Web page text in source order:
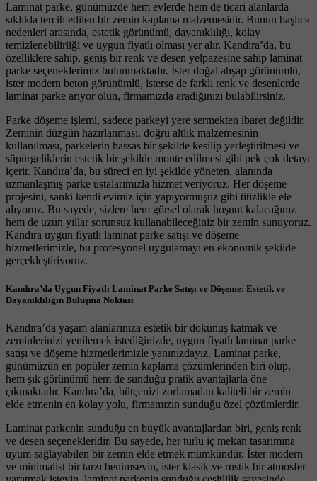
Laminat parke, günümüzde hem evlerde hem de ticari alanlarda
sıklıkla tercih edilen bir zemin kaplama malzemesidir. Bunun başlıca
nedenleri arasında, estetik görünümü, dayanıklılığı, kolay
temizlenebilirliği ve uygun fiyatlı olması yer alır. Kandıra’da, bu
özelliklere sahip, geniş bir renk ve desen yelpazesine sahip laminat
parke seçeneklerimiz bulunmaktadır. İster doğal ahşap görünümlü,
ister modern beton görünümlü, isterse de farklı renk ve desenlerde
laminat parke arıyor olun, firmamızda aradığınızı bulabilirsiniz.
Parke döşeme işlemi, sadece parkeyi yere sermekten ibaret değildir.
Zeminin düzgün hazırlanması, doğru altlık malzemesinin
kullanılması, parkelerin hassas bir şekilde kesilip yerleştirilmesi ve
süpürgeliklerin estetik bir şekilde monte edilmesi gibi pek çok detayı
içerir. Kandıra’da, bu süreci en iyi şekilde yöneten, alanında
uzmanlaşmış parke ustalarımızla hizmet veriyoruz. Her döşeme
projesini, sanki kendi evimiz için yapıyormuşuz gibi titizlikle ele
alıyoruz. Bu sayede, sizlere hem görsel olarak hoşnut kalacağınız
hem de uzun yıllar sorunsuz kullanabileceğiniz bir zemin sunuyoruz.
Kandıra uygun fiyatlı laminat parke satışı ve döşeme
hizmetlerimizle, bu profesyonel uygulamayı en ekonomik şekilde
gerçekleştiriyoruz.
Kandıra’da Uygun Fiyatlı Laminat Parke Satışı ve Döşeme: Estetik ve
Dayanıklılığın Buluşma Noktası
Kandıra’da yaşam alanlarınıza estetik bir dokunuş katmak ve
zeminlerinizi yenilemek istediğinizde, uygun fiyatlı laminat parke
satışı ve döşeme hizmetlerimizle yanınızdayız. Laminat parke,
günümüzün en popüler zemin kaplama çözümlerinden biri olup,
hem şık görünümü hem de sunduğu pratik avantajlarla öne
çıkmaktadır. Kandıra’da, bütçenizi zorlamadan kaliteli bir zemin
elde etmenin en kolay yolu, firmamızın sunduğu özel çözümlerdir.
Laminat parkenin sunduğu en büyük avantajlardan biri, geniş renk
ve desen seçenekleridir. Bu sayede, her türlü iç mekan tasarımına
uyum sağlayabilen bir zemin elde etmek mümkündür. İster modern
ve minimalist bir tarzı benimseyin, ister klasik ve rustik bir atmosfer